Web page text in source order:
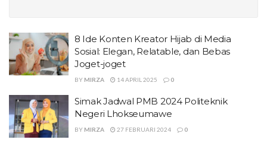
8 Ide Konten Kreator Hijab di Media
Sosial: Elegan, Relatable, dan Bebas
Joget-joget
BY MIRZA 14 APRIL 2025 0
Simak Jadwal PMB 2024 Politeknik
Negeri Lhokseumawe
BY MIRZA 27 FEBRUARI 2024 0